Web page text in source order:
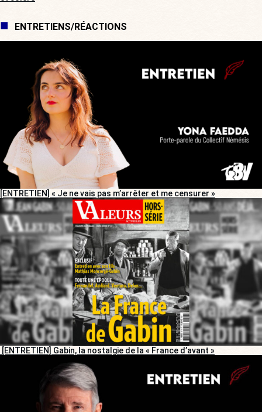
ENTRETIENS/RÉACTIONS
[ENTRETIEN] « Je ne vais pas m’arrêter et me censurer »
[ENTRETIEN] Gabin, la nostalgie de la « France d’avant »